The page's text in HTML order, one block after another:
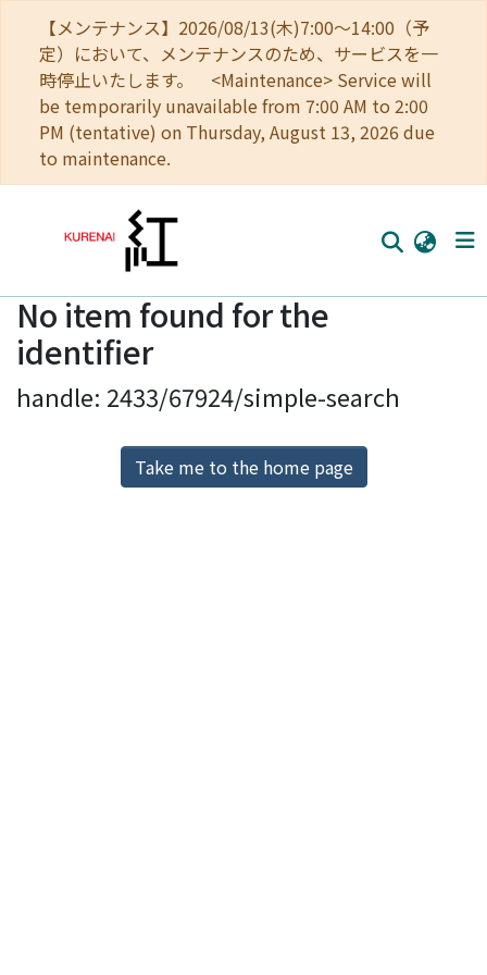
【メンテナンス】2026/08/13(木)7:00～14:00（予
定）において、メンテナンスのため、サービスを一
時停止いたします。 <Maintenance> Service will
be temporarily unavailable from 7:00 AM to 2:00
PM (tentative) on Thursday, August 13, 2026 due
to maintenance.
Home
Communities
Browse
Download Ranking
No item found for the
identifier
handle: 2433/67924/simple-search
Take me to the home page